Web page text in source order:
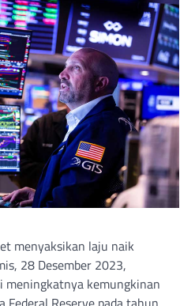
menyaksikan laju naik
28 Desember 2023,
meningkatnya kemungkinan